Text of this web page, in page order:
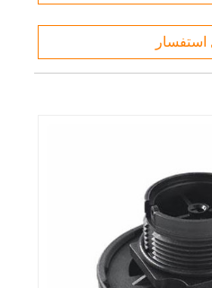
استفسار